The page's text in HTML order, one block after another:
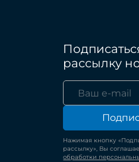
рассылку
Нажимая кнопку
рассылку», Вы
обработки